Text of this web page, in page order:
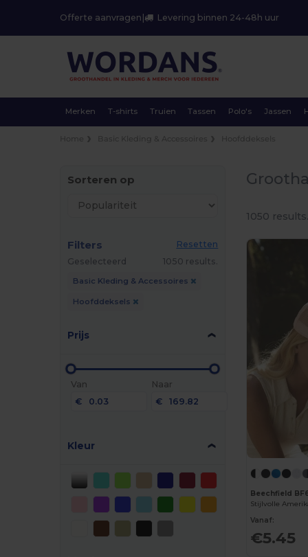
Offerte aanvragen Levering binnen 24-48h uur
Merken T-shirts Truien Tassen Polo's Jassen
Sorteren op
Filters
Resetten
Geselecteerd
1050 results.
Basic Kleding & Accessoires
Hoofddeksels
Prijs
Van
€
Naar
€
Kleur
1050 results.
Beechfield
Vanaf:
€5.45